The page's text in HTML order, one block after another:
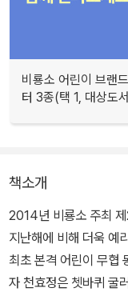
비룡소 어린이 브랜
터 3종(택 1, 대상도
책소개
2014년 비룡소 주최
지난해에 비해 더욱 예
최초 본격 어린이 무협
자 천효정은 쳇바퀴 굴